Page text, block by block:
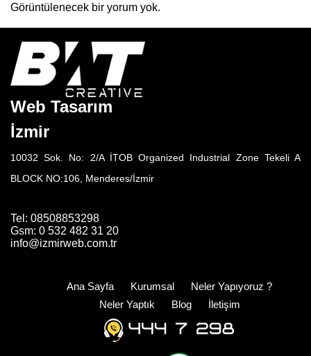
Görüntülenecek bir yorum yok.
Web Tasarım
İzmir
10032 Sok. No: 2/A İTOB Organized Industrial Zone Tekeli A
BLOCK NO:106, Menderes/İzmir
Tel: 08508853298
Gsm: 0 532 482 31 20
info@izmirweb.com.tr
Ana Sayfa Kurumsal
Neler Yapıyoruz ?
Neler Yaptık
Blog İletişim